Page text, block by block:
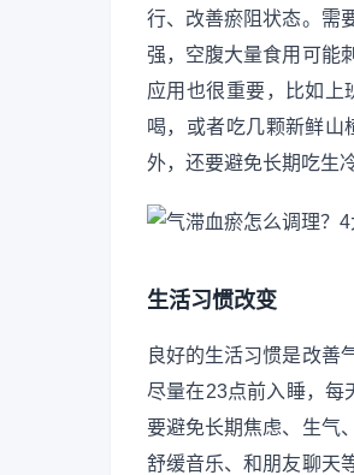
行、改善瘀阻状态。需
强，空腹大量食用可能
应用也很重要，比如上
喝，或者吃几颗新鲜
外，还要避免长期吃生
生活习惯改变
良好的生活习惯是改善
尽量在23点前入睡，每
要避免长期焦虑、生气
舒缓音乐、和朋友聊天